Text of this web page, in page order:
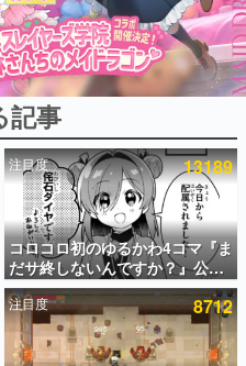
ページビュー数万以上！ などな
た、電ファミ渾身の“殿堂入り”記
の方々に製作時のエピソードをお
（ゲーム）とは何か？を探ってい
ない。『赫本』は、〈試験問題〉
説集です。
記事
注目度 13189
コロコロ初のゆるかわ4コマ『ま
だサ終しないんですか？』公開
スタート。主人公は新入社員の
侘石ダイヤ、ゲーム会社を舞台
にトラブルへ対応する社員たち
を描く
注目度 8712